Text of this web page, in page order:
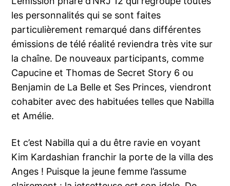
les personnalités qui se sont faites
particulièrement remarqué dans différentes
émissions de télé réalité reviendra très vite sur
la chaîne. De nouveaux participants, comme
Capucine et Thomas de Secret Story 6 ou
Benjamin de La Belle et Ses Princes, viendront
cohabiter avec des habituées telles que Nabilla
et Amélie.
Et c’est Nabilla qui a du être ravie en voyant
Kim Kardashian franchir la porte de la villa des
Anges ! Puisque la jeune femme l’assume